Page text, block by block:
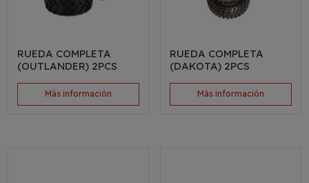
RUEDA COMPLETA
(OUTLANDER) 2PCS
Más información
RUEDA COMPLETA
(DAKOTA) 2PCS
Más información